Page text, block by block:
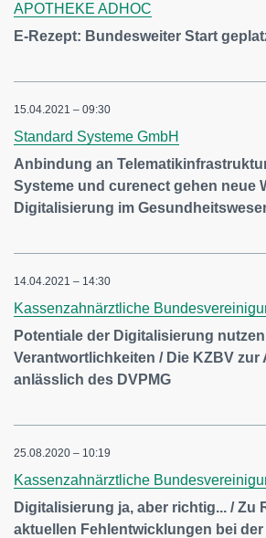
APOTHEKE ADHOC
E-Rezept: Bundesweiter Start
15.04.2021 – 09:30
Standard Systeme GmbH
Anbindung an
Systeme und curenect gehen neue
Digitalisierung im
14.04.2021 – 14:30
Kassenzahnärztliche
Potentiale der Digitalisierung
Verantwortlichkeiten / Die KZBV zur
anlässlich des DVPMG
25.08.2020 – 10:19
Kassenzahnärztliche
Digitalisierung ja, aber richtig... / Zu
aktuellen Fehlentwicklungen bei der